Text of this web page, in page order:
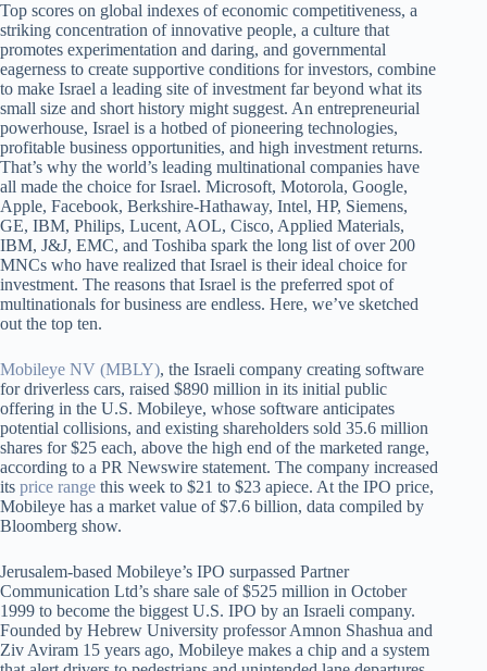
Top scores on global indexes of economic competitiveness, a
striking concentration of innovative people, a culture that
promotes experimentation and daring, and governmental
eagerness to create supportive conditions for investors, combine
to make Israel a leading site of investment far beyond what its
small size and short history might suggest. An entrepreneurial
powerhouse, Israel is a hotbed of pioneering technologies,
profitable business opportunities, and high investment returns.
That’s why the world’s leading multinational companies have
all made the choice for Israel. Microsoft, Motorola, Google,
Apple, Facebook, Berkshire-Hathaway, Intel, HP, Siemens,
GE, IBM, Philips, Lucent, AOL, Cisco, Applied Materials,
IBM, J&J, EMC, and Toshiba spark the long list of over 200
MNCs who have realized that Israel is their ideal choice for
investment. The reasons that Israel is the preferred spot of
multinationals for business are endless. Here, we’ve sketched
out the top ten.
Mobileye NV (MBLY), the Israeli company creating software
for driverless cars, raised $890 million in its initial public
offering in the U.S. Mobileye, whose software anticipates
potential collisions, and existing shareholders sold 35.6 million
shares for $25 each, above the high end of the marketed range,
according to a PR Newswire statement. The company increased
its price range this week to $21 to $23 apiece. At the IPO price,
Mobileye has a market value of $7.6 billion, data compiled by
Bloomberg show.
Jerusalem-based Mobileye’s IPO surpassed Partner
Communication Ltd’s share sale of $525 million in October
1999 to become the biggest U.S. IPO by an Israeli company.
Founded by Hebrew University professor Amnon Shashua and
Ziv Aviram 15 years ago, Mobileye makes a chip and a system